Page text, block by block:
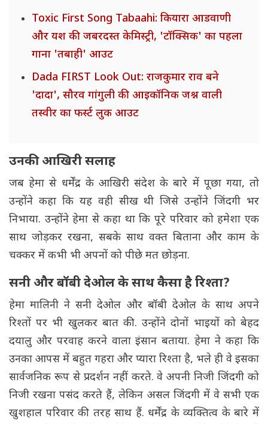
Toxic First Song Tabaahi: कियारा आडवाणी
और यश की जबरदस्त केमिस्ट्री, 'टॉक्सिक' का पहला
गाना 'तबाही' आउट
Dada FIRST Look Out: राजकुमार राव बने
'दादा', सौरव गांगुली की आइकॉनिक जश्न वाली
तस्वीर का फर्स्ट लुक आउट
उनकी आखिरी सलाह
जब हेमा से धर्मेंद्र के आखिरी संदेश के बारे में पूछा गया, तो
उन्होंने कहा कि यह वही सीख थी जिसे उन्होंने जिंदगी भर
निभाया. उन्होंने हेमा से कहा था कि पूरे परिवार को हमेशा एक
साथ जोड़कर रखना, सबके साथ वक्त बिताना और काम के
चक्कर में कभी भी अपनों को पीछे मत छोड़ना.
सनी और बॉबी देओल के साथ कैसा है रिश्ता?
हेमा मालिनी ने सनी देओल और बॉबी देओल के साथ अपने
रिश्तों पर भी खुलकर बात की. उन्होंने दोनों भाइयों को बेहद
दयालु और परवाह करने वाला इंसान बताया. हेमा ने कहा कि
उनका आपस में बहुत गहरा और प्यारा रिश्ता है, भले ही वे इसका
सार्वजनिक रूप से प्रदर्शन नहीं करते. वे अपनी निजी जिंदगी को
निजी रखना पसंद करते हैं, लेकिन असल जिंदगी में वे सभी एक
खुशहाल परिवार की तरह साथ हैं. धर्मेंद्र के व्यक्तित्व के बारे में